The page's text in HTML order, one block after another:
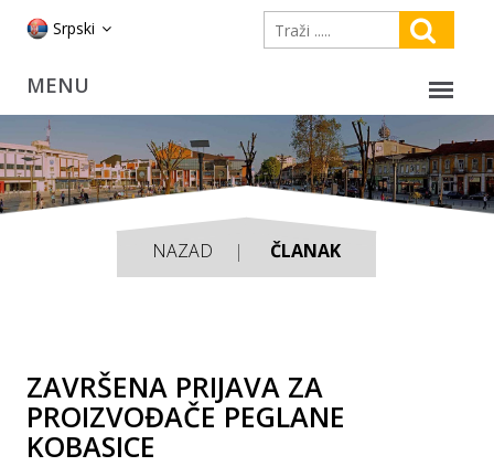
Srpski
NAZAD ČLANAK
ZAVRŠENA PRIJAVA ZA
PROIZVOĐAČE PEGLANE
KOBASICE